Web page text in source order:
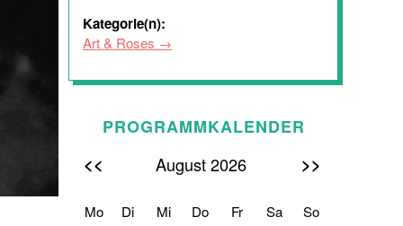
Kategorie(n):
Art & Roses
PROGRAMMKALENDER
<< August 2026 >>
Mo Di Mi Do Fr Sa So